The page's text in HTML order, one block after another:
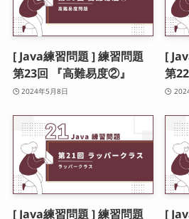
[ Java練習問題 ] 練習問題
第23回 『高難易度②』
2024年5月8日
[
第
[ Java練習問題 ] 練習問題
[